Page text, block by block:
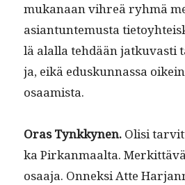
mukanaan vihreä ryh­mä
asiantun­te­mus­ta
lä alal­la tehdään
ja, eikä eduskun­nas­sa
osaamista.
Oras Tynkky­nen. Olisi
ka Pirkan­maal­ta.
osaa­ja. Onnek­si Atte